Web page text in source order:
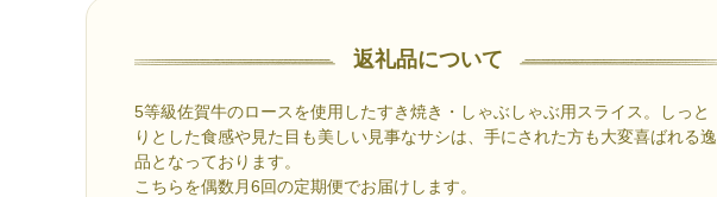
返礼品について
5等級佐賀牛のロースを使用したすき焼き・しゃぶしゃぶ用スライス。しっと
りとした食感や見た目も美しい見事なサシは、手にされた方も大変喜ばれる逸
品となっております。
こちらを偶数月6回の定期便でお届けします。